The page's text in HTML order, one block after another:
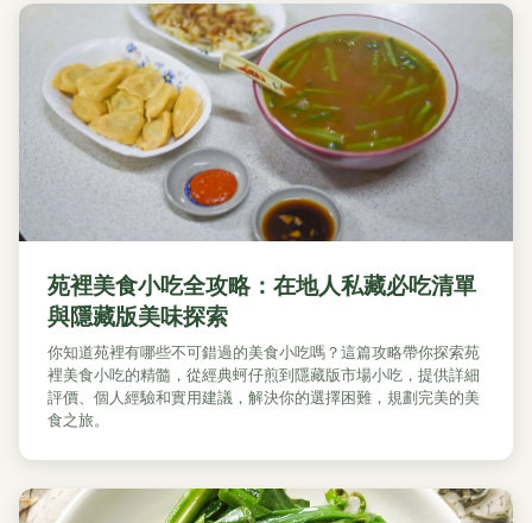
苑裡美食小吃全攻略：在地人私藏必吃清單
與隱藏版美味探索
你知道苑裡有哪些不可錯過的美食小吃嗎？這篇攻略帶你探索苑
裡美食小吃的精髓，從經典蚵仔煎到隱藏版市場小吃，提供詳細
評價、個人經驗和實用建議，解決你的選擇困難，規劃完美的美
食之旅。